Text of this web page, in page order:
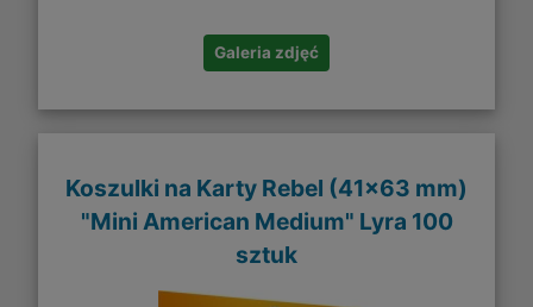
Galeria zdjęć
Koszulki na Karty Rebel (41x63 mm)
"Mini American Medium" Lyra 100
sztuk